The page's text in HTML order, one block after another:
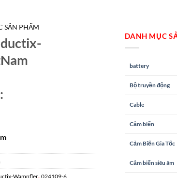
DANH MỤC
battery
Bộ truyền động
Cable
Cảm biến
Cảm Biến Gia Tốc
Cảm biến siêu âm
SẢN PHẨM
Wampfler, 024109-6